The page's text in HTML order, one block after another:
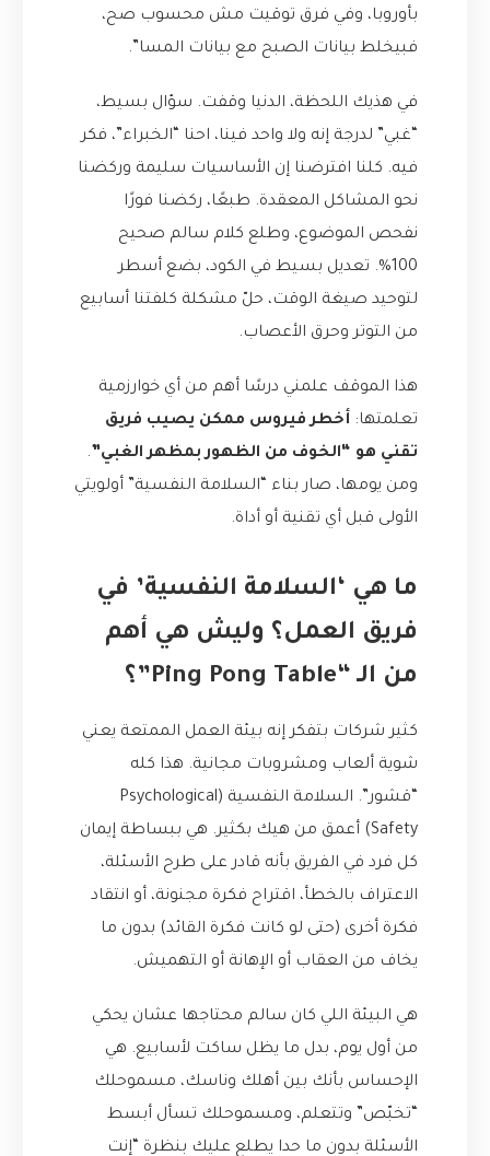
بأوروبا، وفي فرق توقيت مش محسوب صح،
فبيخلط بيانات الصبح مع بيانات المسا”.
في هذيك اللحظة، الدنيا وقفت. سؤال بسيط،
“غبي” لدرجة إنه ولا واحد فينا، احنا “الخبراء”، فكر
فيه. كلنا افترضنا إن الأساسيات سليمة وركضنا
نحو المشاكل المعقدة. طبعًا، ركضنا فورًا
نفحص الموضوع، وطلع كلام سالم صحيح
100%. تعديل بسيط في الكود، بضع أسطر
لتوحيد صيغة الوقت، حلّ مشكلة كلفتنا أسابيع
من التوتر وحرق الأعصاب.
هذا الموقف علمني درسًا أهم من أي خوارزمية
تعلمتها: أخطر فيروس ممكن يصيب فريق
تقني هو “الخوف من الظهور بمظهر الغبي” .
ومن يومها، صار بناء “السلامة النفسية” أولويتي
الأولى قبل أي تقنية أو أداة.
ما هي ‘السلامة النفسية’ في
فريق العمل؟ وليش هي أهم
من الـ “Ping Pong Table”؟
كثير شركات بتفكر إنه بيئة العمل الممتعة يعني
شوية ألعاب ومشروبات مجانية. هذا كله
“قشور”. السلامة النفسية (Psychological
Safety) أعمق من هيك بكثير. هي ببساطة إيمان
كل فرد في الفريق بأنه قادر على طرح الأسئلة،
الاعتراف بالخطأ، اقتراح فكرة مجنونة، أو انتقاد
فكرة أخرى (حتى لو كانت فكرة القائد) بدون ما
يخاف من العقاب أو الإهانة أو التهميش.
هي البيئة اللي كان سالم محتاجها عشان يحكي
من أول يوم، بدل ما يظل ساكت لأسابيع. هي
الإحساس بأنك بين أهلك وناسك، مسموحلك
“تخبّص” وتتعلم، ومسموحلك تسأل أبسط
الأسئلة بدون ما حدا يطلع عليك بنظرة “إنت